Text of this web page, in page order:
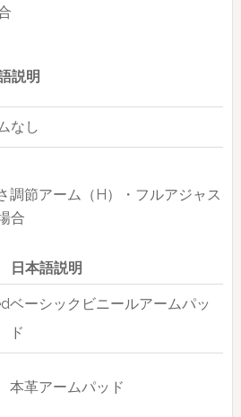
説明
なし
調節アーム（H）・フルアジャス
合
日本語説明
ベーシックビニールアームパッ
ド
本革アームパッド